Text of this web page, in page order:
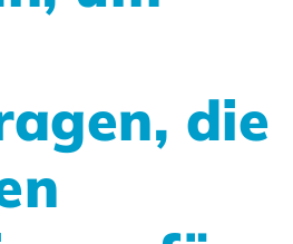
die